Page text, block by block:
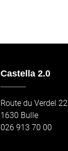
Castella 2.0
Route du Verdel 22
1630 Bulle
026 913 70 00